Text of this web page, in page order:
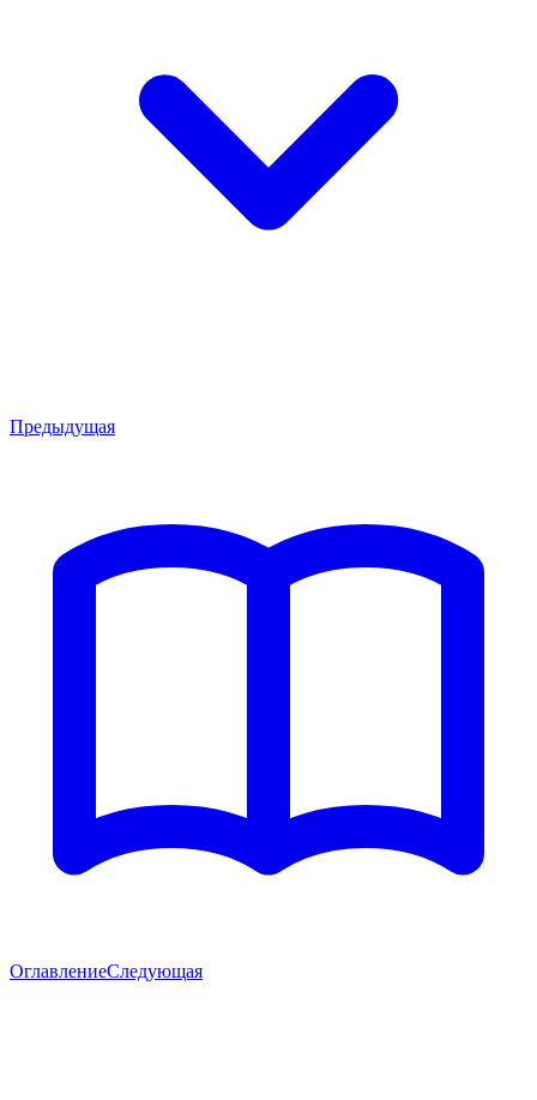
Предыдущая
ОглавлениеСледующая